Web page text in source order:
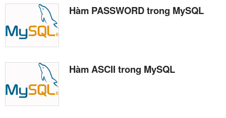
Hàm PASSWORD trong MySQL
Hàm ASCII trong MySQL